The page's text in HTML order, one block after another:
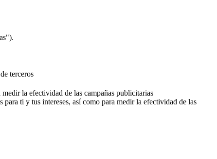
terceros
la efectividad de las campañas publicitarias
ti y tus intereses, así como para medir la efectividad de las